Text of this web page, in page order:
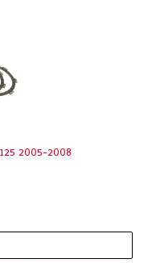
2005-2008